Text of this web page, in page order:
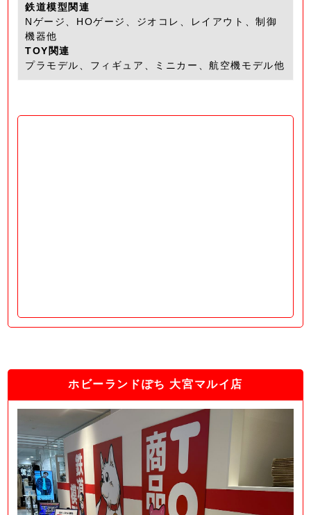
鉄道模型関連
Nゲージ、HOゲージ、ジオコレ、レイアウト、制御
機器他
TOY関連
プラモデル、フィギュア、ミニカー、航空機モデル他
ホビーランドぽち 大宮マルイ店